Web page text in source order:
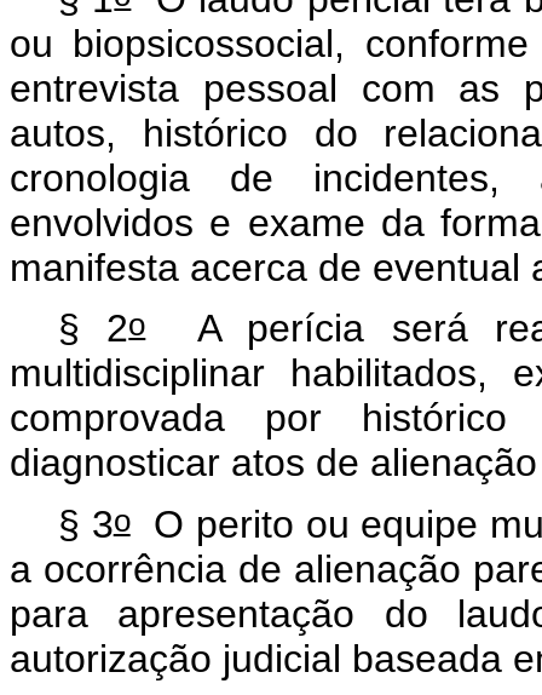
ou biopsicossocial,
entrevista pessoal com as
autos, histórico do
cronologia de incidentes,
envolvidos e exame da
manifesta acerca de
§ 2oA perícia será
multidisciplinar habilitados,
comprovada por
diagnosticar atos de
§ 3oO perito ou equipe
a ocorrência de alienação
para apresentação do
autorização judicial baseada